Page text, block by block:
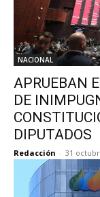
NACIONAL
APRUEBAN
DE
DIPUTADOS
Redacción - 31